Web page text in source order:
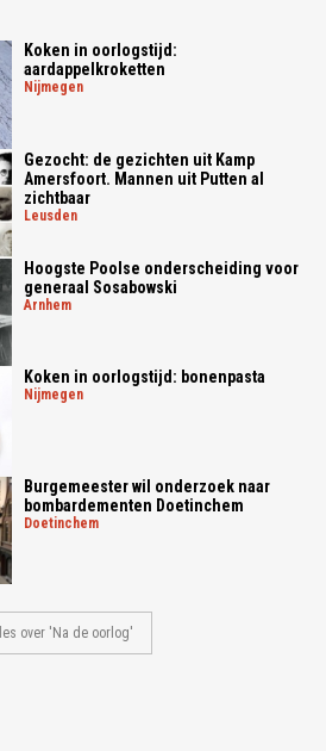
Koken in oorlogstijd:
aardappelkroketten
nijmegen
Gezocht: de gezichten uit Kamp
Amersfoort. Mannen uit Putten al
zichtbaar
leusden
Hoogste Poolse onderscheiding voor
generaal Sosabowski
arnhem
Koken in oorlogstijd: bonenpasta
nijmegen
Burgemeester wil onderzoek naar
bombardementen Doetinchem
doetinchem
over 'Na de oorlog'